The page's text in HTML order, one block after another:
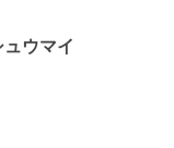
ウマイ